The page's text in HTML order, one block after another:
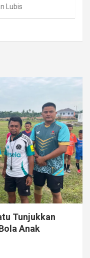
Lubis
Tunjukkan
Anak